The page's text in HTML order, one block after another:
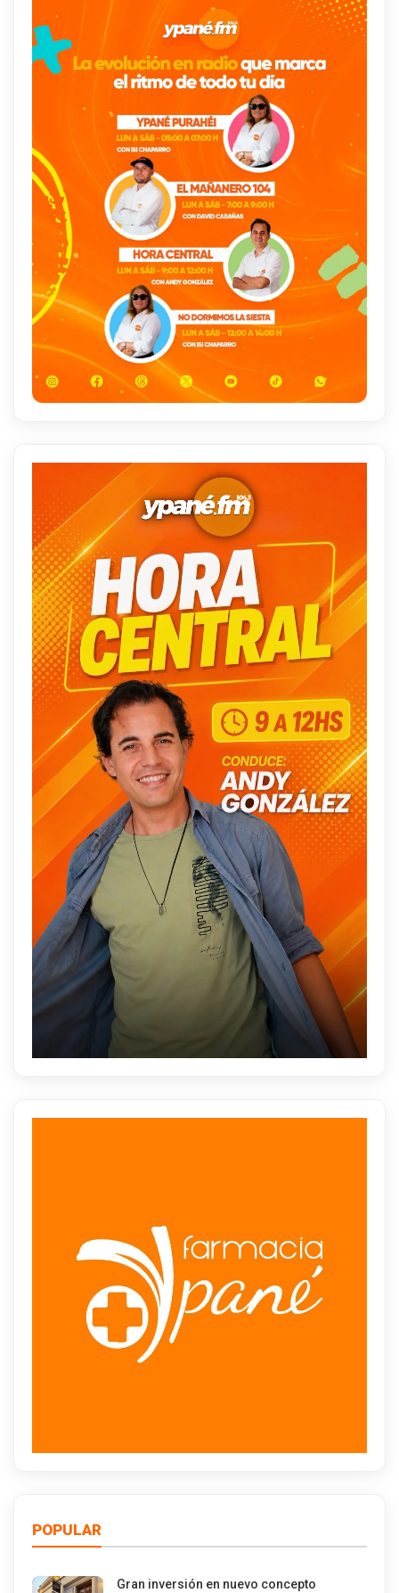
POPULAR
Gran inversión en nuevo concepto